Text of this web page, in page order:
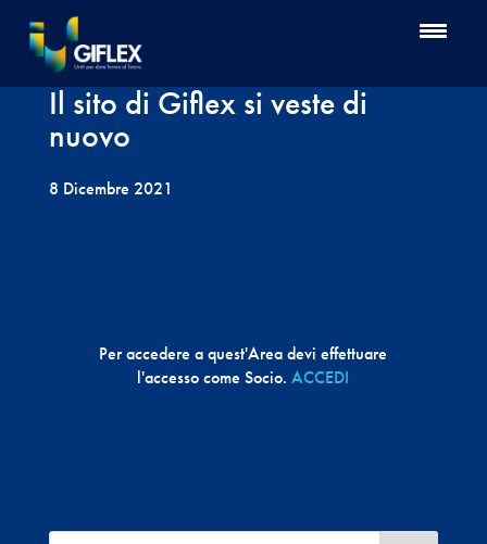
Il sito di Giflex si veste di
nuovo
8 Dicembre 2021
Per accedere a quest'Area devi effettuare
l'accesso come Socio.ACCEDI